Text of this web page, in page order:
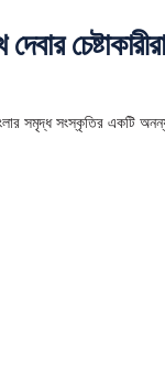
সমৃদ্ধ সংস্কৃতির একটি